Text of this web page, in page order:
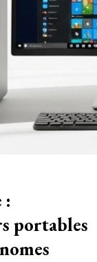
:
portables